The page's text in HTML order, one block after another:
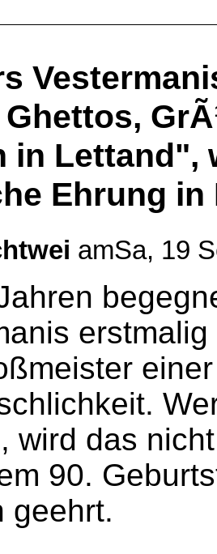
Ghettos,
in Lettand",
Ehrung in
amSa, 19
wird das
90.
geehrt.